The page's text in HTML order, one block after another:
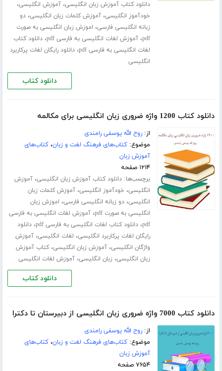
دانلود کتاب آموزش زبان انگلیسی،آموزش انگلیسی،
خودآموز انگلیسی،آموزش کلمات زبان انگلیسی،دو
زبانه انگلیسی فارسی، اموزش زبان انگلیسی به صورت
pdf،آموزش لغات انگلیسی به فارسی pdf ،دانلود کتاب
لغات انگلیسی به فارسی pdf
،دانلود رایگان لغات پرکاربرد
انگلیسی
دانلود کتاب
دانلود کتاب 1200 واژه ضروری زبان انگلیسی برای مکالمه
از:روح الله یوسفی رامندی
موضوع:کتاب‌های فرهنگ لغت و زبان،کتاب‌های
آموزش زبان
۱۲۱۴ صفحه
برچسب‌ها:دانلود کتاب آموزش زبان انگلیسی،آموزش
انگلیسی، خودآموز انگلیسی،آموزش کلمات زبان
انگلیسی،دو زبانه انگلیسی فارسی، اموزش زبان
انگلیسی به صورت pdf
،آموزش لغات انگلیسی به فارسی
pdf،دانلود کتاب لغات انگلیسی به فارسی pdf ،دانلود
رایگان لغات پرکاربرد انگلیسی، لغات انگلیسی،آموزش
واژگان انگلیسی،آموزش زبان انگلیسی،کتاب آموزش
زبان انگلیسی، زبان انگلیسی،آموزش لغات انگلیسی
دانلود کتاب
دانلود کتاب 7000 واژه ضروری زبان انگلیسی از دبیرستان تا دکترا
از:روح الله یوسفی رامندی
موضوع:کتاب‌های فرهنگ لغت و زبان،کتاب‌های
آموزش زبان
۷۶۵۴ صفحه